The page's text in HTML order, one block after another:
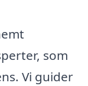
som
Vi guider